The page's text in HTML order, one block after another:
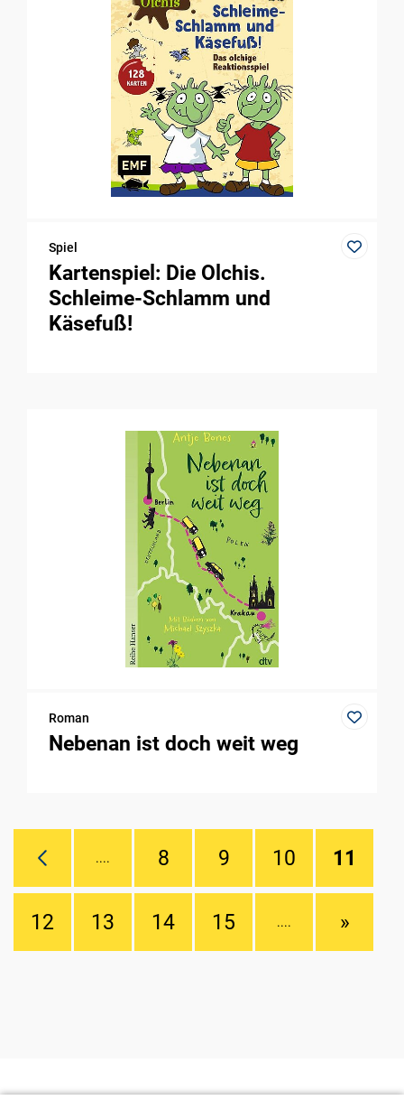
Spiel
Kartenspiel: Die Olchis.
Schleime-Schlamm und
Käsefuß!
Roman
Nebenan ist doch weit weg
.... 8 9 10 11
12 13 14 15 .... »